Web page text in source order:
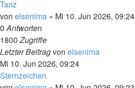
Tanz
von elsenima » Mi 10. Jun 2026, 09:24
0Antworten
1800Zugriffe
Letzter Beitragvon elsenima
Mi 10. Jun 2026, 09:24
Sternzeichen